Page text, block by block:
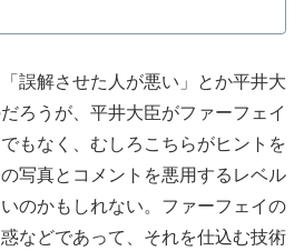
誤解させた人が悪い」とか平井大
ろうが、平井大臣がファーフェイ
もなく、むしろこちらがヒントを
写真とコメントを悪用するレベル
のかもしれない。ファーフェイの
などであって、それを仕込む技術